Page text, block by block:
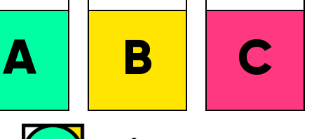
A B C